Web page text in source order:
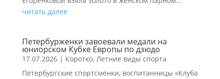
читать далее
Петербурженки завоевали медали на
юниорском Кубке Европы по дзюдо
17.07.2026| Коротко, Летние виды спорта
Петербургские спортсменки, воспитанницы «Клуба